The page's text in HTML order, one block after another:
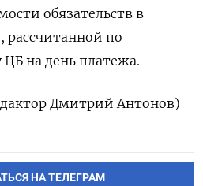
обязательств в
рассчитанной по
на день платежа.
Дмитрий Антонов)
НА ТЕЛЕГРАМ